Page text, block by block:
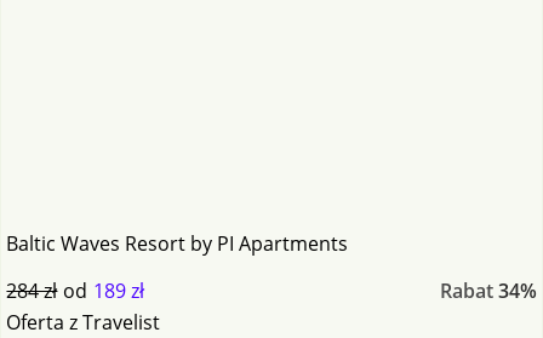
Baltic Waves Resort by PI Apartments
284 zł od 189 zł Rabat34%
Oferta zTravelist